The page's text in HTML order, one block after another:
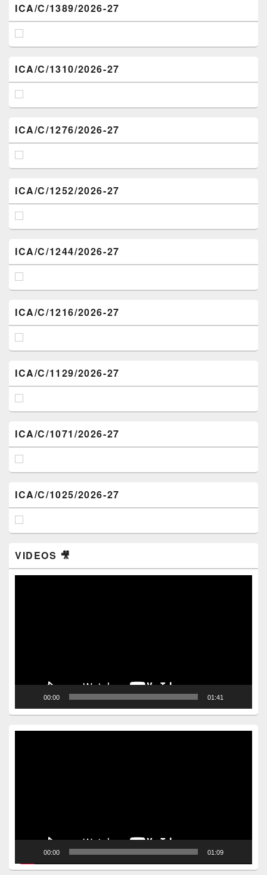
ICA/C/1389/2026-27
ICA/C/1310/2026-27
ICA/C/1276/2026-27
ICA/C/1252/2026-27
ICA/C/1244/2026-27
ICA/C/1216/2026-27
ICA/C/1129/2026-27
ICA/C/1071/2026-27
ICA/C/1025/2026-27
VIDEOS 🎥
00:00 01:41
00:00 01:09